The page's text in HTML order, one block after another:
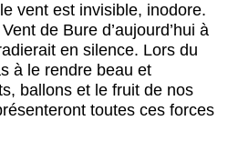
vent est invisible, inodore.
de Bure d’aujourd’hui à
en silence. Lors du
à le rendre beau et
ballons et le fruit de nos
toutes ces forces